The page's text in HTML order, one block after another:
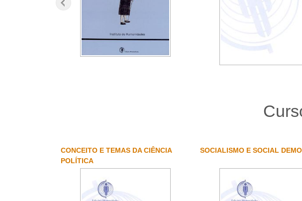
CONCEITO E TEMAS DA CIÊNCIA
POLÍTICA
SOCIALISMO E SOCIAL